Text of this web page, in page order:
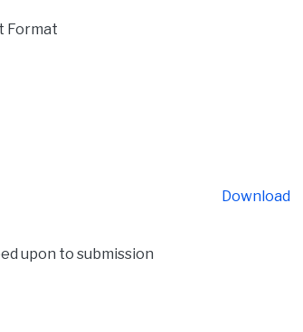
Format
upon to submission
Download